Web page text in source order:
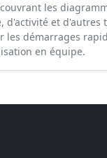
les
d'activité et d'autres
les démarrages
en équipe.